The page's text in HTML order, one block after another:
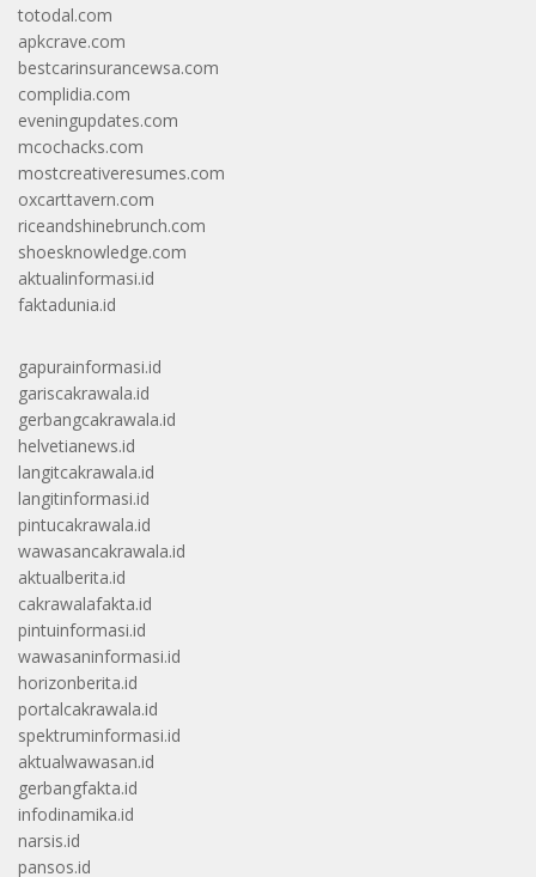
totodal.com
apkcrave.com
bestcarinsurancewsa.com
complidia.com
eveningupdates.com
mcochacks.com
mostcreativeresumes.com
oxcarttavern.com
riceandshinebrunch.com
shoesknowledge.com
aktualinformasi.id
faktadunia.id
gapurainformasi.id
gariscakrawala.id
gerbangcakrawala.id
helvetianews.id
langitcakrawala.id
langitinformasi.id
pintucakrawala.id
wawasancakrawala.id
aktualberita.id
cakrawalafakta.id
pintuinformasi.id
wawasaninformasi.id
horizonberita.id
portalcakrawala.id
spektruminformasi.id
aktualwawasan.id
gerbangfakta.id
infodinamika.id
narsis.id
pansos.id